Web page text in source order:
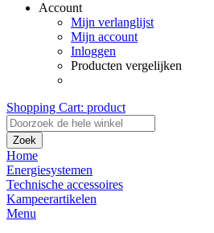
Account
Mijn verlanglijst
Mijn account
Inloggen
Producten vergelijken
Shopping Cart: product
Zoek
Home
Energiesystemen
Technische accessoires
Kampeerartikelen
Menu